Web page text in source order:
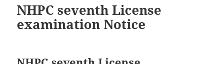
NHPC seventh License
examination Notice